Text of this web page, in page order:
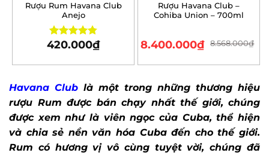
Havana Club là một trong những thương hiệu
rượu Rum được bán chạy nhất thế giới, chúng
được xem như là viên ngọc của Cuba, thể hiện
và chia sẻ nền văn hóa Cuba đến cho thế giới.
Rum có hương vị vô cùng tuyệt vời, chúng đã
Rượu Rum Havana Club
Anejo
Rated4.80
420.000₫
Rượu Havana Club –
Cohiba Union – 700ml
8.568.000₫
8.400.000₫